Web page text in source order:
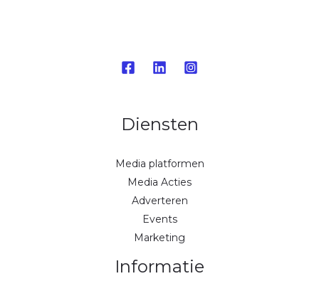
Diensten
Media platformen
Media Acties
Adverteren
Events
Marketing
Informatie